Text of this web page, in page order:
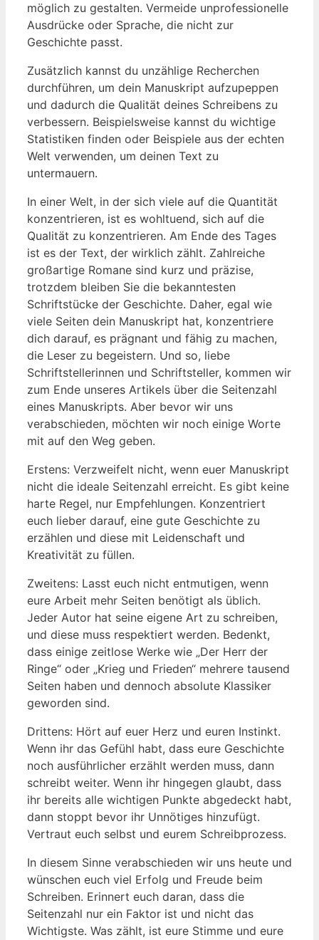
möglich zu gestalten. Vermeide unprofessionelle
Ausdrücke oder Sprache, die nicht zur
Geschichte passt.
Zusätzlich kannst du unzählige Recherchen
durchführen, um dein Manuskript aufzupeppen
und dadurch die Qualität deines Schreibens zu
verbessern. Beispielsweise kannst du wichtige
Statistiken finden oder Beispiele aus der echten
Welt verwenden, um deinen Text zu
untermauern.
In einer Welt, in der sich viele auf die Quantität
konzentrieren, ist es wohltuend, sich auf die
Qualität zu konzentrieren. Am Ende des Tages
ist es der Text, der wirklich zählt. Zahlreiche
großartige Romane sind kurz und präzise,
trotzdem bleiben Sie die bekanntesten
Schriftstücke der Geschichte. Daher, egal wie
viele Seiten dein Manuskript hat, konzentriere
dich darauf, es prägnant und fähig zu machen,
die Leser zu begeistern. Und so, liebe
Schriftstellerinnen und Schriftsteller, kommen wir
zum Ende unseres Artikels über die Seitenzahl
eines Manuskripts. Aber bevor wir uns
verabschieden, möchten wir noch einige Worte
mit auf den Weg geben.
Erstens: Verzweifelt nicht, wenn euer Manuskript
nicht die ideale Seitenzahl erreicht. Es gibt keine
harte Regel, nur Empfehlungen. Konzentriert
euch lieber darauf, eine gute Geschichte zu
erzählen und diese mit Leidenschaft und
Kreativität zu füllen.
Zweitens: Lasst euch nicht entmutigen, wenn
eure Arbeit mehr Seiten benötigt als üblich.
Jeder Autor hat seine eigene Art zu schreiben,
und diese muss respektiert werden. Bedenkt,
dass einige zeitlose Werke wie „Der Herr der
Ringe“ oder „Krieg und Frieden“ mehrere tausend
Seiten haben und dennoch absolute Klassiker
geworden sind.
Drittens: Hört auf euer Herz und euren Instinkt.
Wenn ihr das Gefühl habt, dass eure Geschichte
noch ausführlicher erzählt werden muss, dann
schreibt weiter. Wenn ihr hingegen glaubt, dass
ihr bereits alle wichtigen Punkte abgedeckt habt,
dann stoppt bevor ihr Unnötiges hinzufügt.
Vertraut euch selbst und eurem Schreibprozess.
In diesem Sinne verabschieden wir uns heute und
wünschen euch viel Erfolg und Freude beim
Schreiben. Erinnert euch daran, dass die
Seitenzahl nur ein Faktor ist und nicht das
Wichtigste. Was zählt, ist eure Stimme und eure